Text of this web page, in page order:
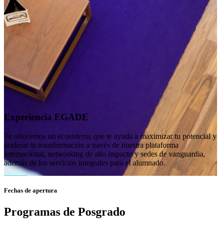
Experiencia EGADE
Te ofrecemos un ecosistema que te ayuda a maximizar tu potencial y
acelerar tu transformación a través de nuestra plataforma
internacional, networking de alto impacto y sedes de vanguardia,
además de los servicios integrales para el alumnado.
Fechas de apertura
Programas de Posgrado